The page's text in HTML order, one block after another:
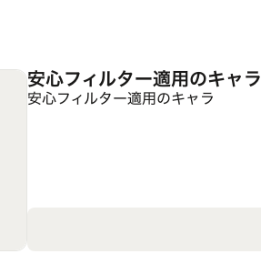
安心フィルター適用のキャラ
安心フィルター適用のキャラ